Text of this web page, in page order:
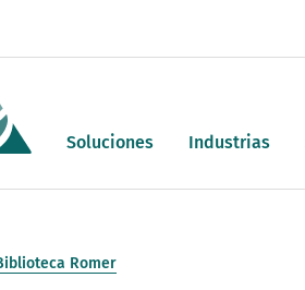
Soluciones Industrias
Romer